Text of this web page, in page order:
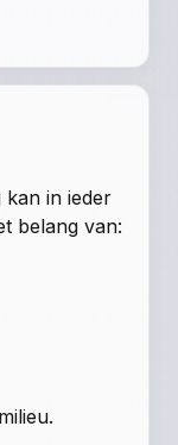
in ieder
belang van: